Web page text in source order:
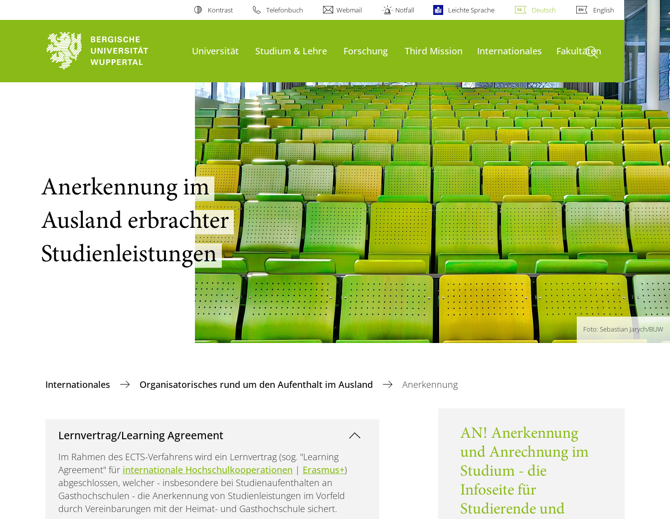
Kontrast Telefonbuch Webmail Notfall Leichte Sprache Deutsch English
Universität Studium & Lehre Forschung Third Mission Internationales FakultätenSuche öffnen
Foto: Sebastian Jarych/BUW
Anerkennung im
Ausland erbrachter
Studienleistungen
Internationales Organisatorisches rund um den Aufenthalt im Ausland Anerkennung
Lernvertrag/Learning Agreement
Im Rahmen des ECTS-Verfahrens wird ein Lernvertrag (sog. "Learning
Agreement" für internationale Hochschulkooperationen | Erasmus+)
abgeschlossen, welcher - insbesondere bei Studienaufenthalten an
Gasthochschulen - die Anerkennung von Studienleistungen im Vorfeld
durch Vereinbarungen mit der Heimat- und Gasthochschule sichert.
AN! Anerkennung
und Anrechnung im
Studium - die
Infoseite für
Studierende und